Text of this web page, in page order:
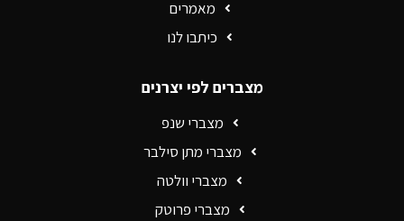
מאמרים
כיתבו לנו
מצברים לפי יצרנים
מצברי שנפ
מצברי מתן סילבר
מצברי וולטה
מצברי פרוטק